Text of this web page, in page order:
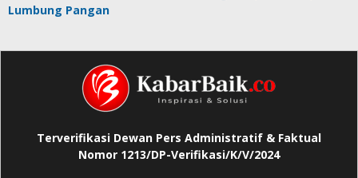
Lumbung Pangan
Terverifikasi Dewan Pers Administratif & Faktual
Nomor 1213/DP-Verifikasi/K/V/2024